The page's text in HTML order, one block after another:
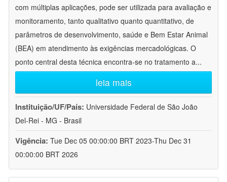
com múltiplas aplicações, pode ser utilizada para avaliação e
monitoramento, tanto qualitativo quanto quantitativo, de
parâmetros de desenvolvimento, saúde e Bem Estar Animal
(BEA) em atendimento às exigências mercadológicas. O
ponto central desta técnica encontra-se no tratamento a...
leia mais
Instituição/UF/País: Universidade Federal de São João
Del-Rei - MG - Brasil
Vigência: Tue Dec 05 00:00:00 BRT 2023-Thu Dec 31
00:00:00 BRT 2026